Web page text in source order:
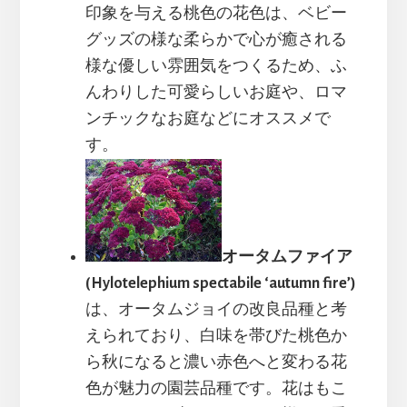
印象を与える桃色の花色は、ベビー
グッズの様な柔らかで心が癒される
様な優しい雰囲気をつくるため、ふ
んわりした可愛らしいお庭や、ロマ
ンチックなお庭などにオススメで
す。
オータムファイア
(Hylotelephium spectabile ‘autumn fire’)
は、オータムジョイの改良品種と考
えられており、白味を帯びた桃色か
ら秋になると濃い赤色へと変わる花
色が魅力の園芸品種です。花はもこ